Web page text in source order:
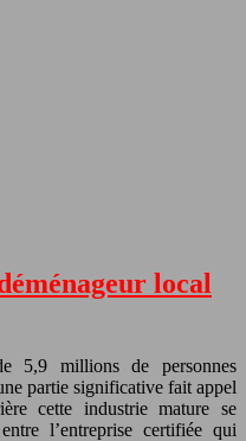
local
5,9 millions de personnes
partie significative fait appel
cette industrie mature se
l’entreprise certifiée qui